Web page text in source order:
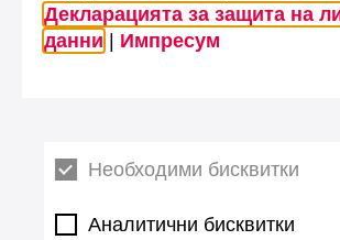
Декларацията за защита на
данни
Импресум
Необходими бисквитки
Аналитични бисквитки